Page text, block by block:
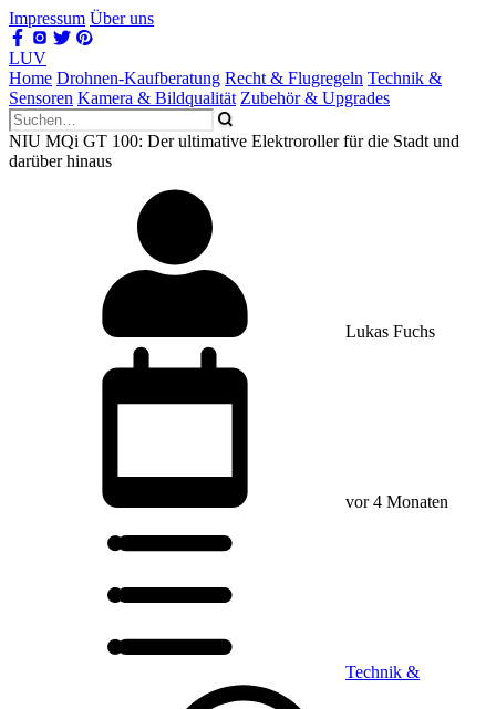
Impressum Über uns
LUV
Home Drohnen-Kaufberatung Recht & Flugregeln Technik &
Sensoren Kamera & Bildqualität Zubehör & Upgrades
NIU MQi GT 100: Der ultimative Elektroroller für die Stadt und
darüber hinaus
Lukas Fuchs
vor 4 Monaten
Technik &